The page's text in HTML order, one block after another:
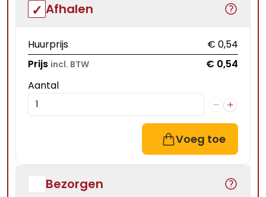
Afhalen
Huurprijs
€ 0,54
Prijs incl. BTW
€ 0,54
Aantal
Voeg toe
Bezorgen